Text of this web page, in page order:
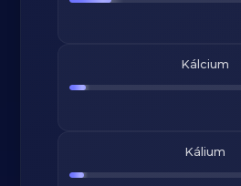
Kálcium
Kálium